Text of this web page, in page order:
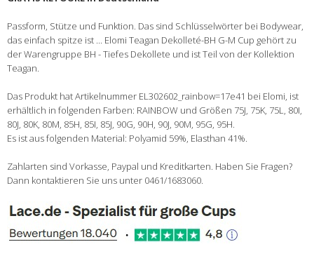
Passform, Stütze und Funktion. Das sind Schlüsselwörter bei Bodywear,
das einfach spitze ist ... Elomi Teagan Dekolleté-BH G-M Cup gehört zu
der Warengruppe BH - Tiefes Dekollete und ist Teil von der Kollektion
Teagan.
Das Produkt hat Artikelnummer EL302602_rainbow=17e41 bei Elomi, ist
erhältlich in folgenden Farben: RAINBOW und Größen 75J, 75K, 75L, 80I,
80J, 80K, 80M, 85H, 85I, 85J, 90G, 90H, 90J, 90M, 95G, 95H.
Es ist aus folgenden Material: Polyamid 59%, Elasthan 41%.
Zahlarten sind Vorkasse, Paypal und Kreditkarten. Haben Sie Fragen?
Dann kontaktieren Sie uns unter 0461/1683060.